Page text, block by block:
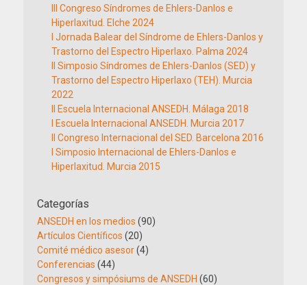
III Congreso Síndromes de Ehlers-Danlos e
Hiperlaxitud. Elche 2024
I Jornada Balear del Síndrome de Ehlers-Danlos y
Trastorno del Espectro Hiperlaxo. Palma 2024
II Simposio Síndromes de Ehlers-Danlos (SED) y
Trastorno del Espectro Hiperlaxo (TEH). Murcia
2022
II Escuela Internacional ANSEDH. Málaga 2018
I Escuela Internacional ANSEDH. Murcia 2017
II Congreso Internacional del SED. Barcelona 2016
I Simposio Internacional de Ehlers-Danlos e
Hiperlaxitud. Murcia 2015
Categorías
ANSEDH en los medios (90)
Artículos Científicos (20)
Comité médico asesor(4)
Conferencias (44)
Congresos y simpósiums de ANSEDH (60)